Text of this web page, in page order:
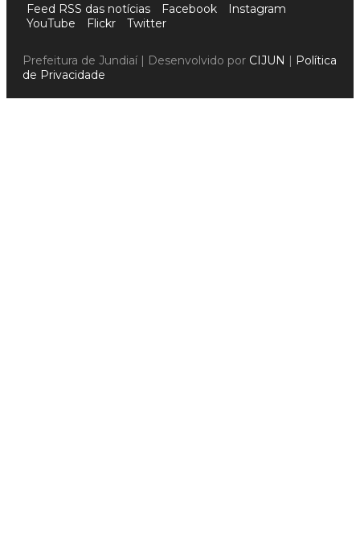
Feed RSS das notícias Facebook
Instagram
YouTube
Flickr Twitter
Prefeitura de Jundiaí | Desenvolvido por CIJUN | Política
de Privacidade